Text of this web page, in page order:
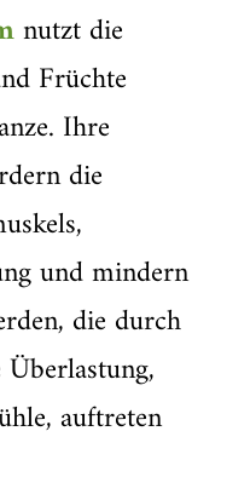
nutzt die
Früchte
Ihre
die
und mindern
die durch
auftreten